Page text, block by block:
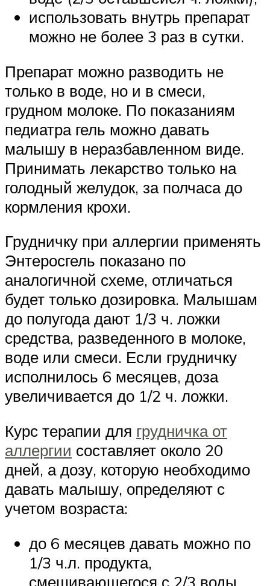
использовать внутрь препарат
можно не более 3 раз в сутки.
Препарат можно разводить не
только в воде, но и в смеси,
грудном молоке. По показаниям
педиатра гель можно давать
малышу в неразбавленном виде.
Принимать лекарство только на
голодный желудок, за полчаса до
кормления крохи.
Грудничку при аллергии применять
Энтеросгель показано по
аналогичной схеме, отличаться
будет только дозировка. Малышам
до полугода дают 1/3 ч. ложки
средства, разведенного в молоке,
воде или смеси. Если грудничку
исполнилось 6 месяцев, доза
увеличивается до 1/2 ч. ложки.
Курс терапии для грудничка от
аллергии составляет около 20
дней, а дозу, которую необходимо
давать малышу, определяют с
учетом возраста:
до 6 месяцев давать можно по
1/3 ч.л. продукта,
смешивающегося с 2/3 воды